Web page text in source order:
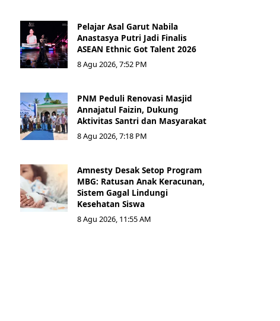
Pelajar Asal Garut Nabila
Anastasya Putri Jadi Finalis
ASEAN Ethnic Got Talent 2026
8 Agu 2026, 7:52 PM
PNM Peduli Renovasi Masjid
Annajatul Faizin, Dukung
Aktivitas Santri dan Masyarakat
8 Agu 2026, 7:18 PM
Amnesty Desak Setop Program
MBG: Ratusan Anak Keracunan,
Sistem Gagal Lindungi
Kesehatan Siswa
8 Agu 2026, 11:55 AM